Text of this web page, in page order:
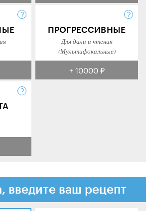
ПРОГРЕССИВНЫЕ
Для дали и чтения
(Мультифокальные)
+ 10000 ₽
введите ваш рецепт